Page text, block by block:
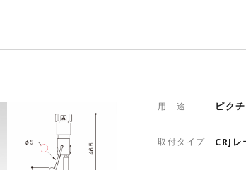
用 途 ピク
取付タイプ CRJ